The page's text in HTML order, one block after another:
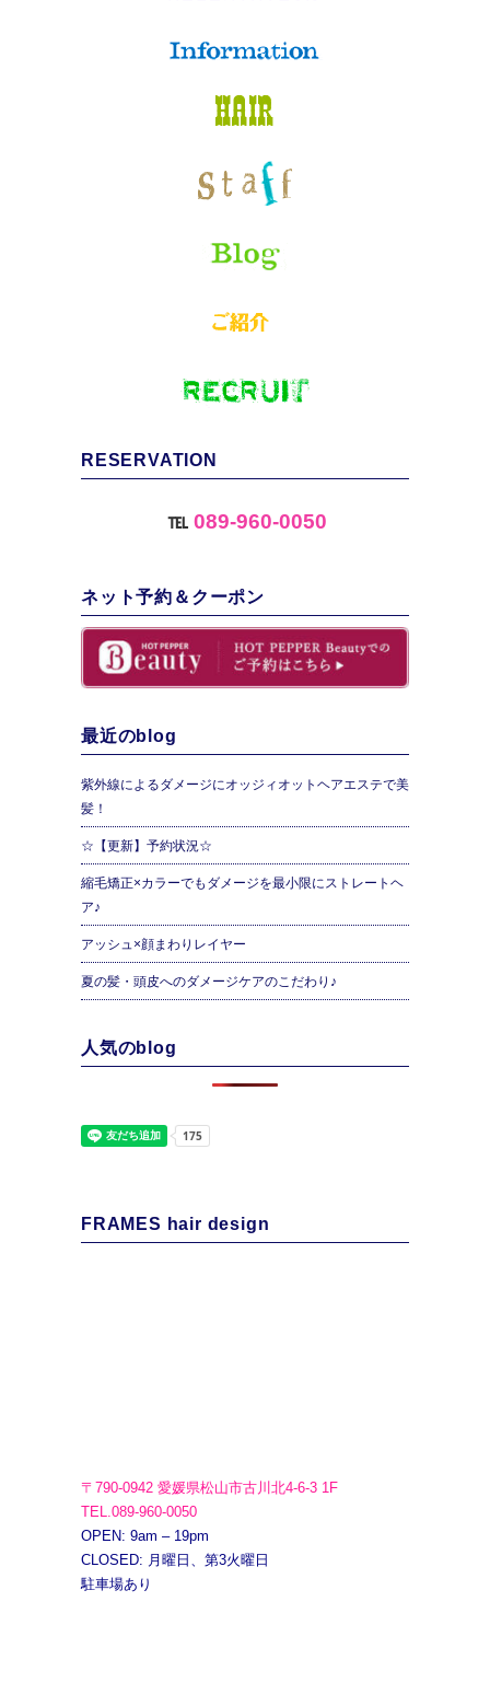
RESERVATION
℡ 089-960-0050
ネット予約＆クーポン
最近のblog
紫外線によるダメージにオッジィオットヘアエステで美
髪！
☆【更新】予約状況☆
縮毛矯正×カラーでもダメージを最小限にストレートヘ
ア♪
アッシュ×顔まわりレイヤー
夏の髪・頭皮へのダメージケアのこだわり♪
人気のblog
FRAMES hair design
〒790-0942 愛媛県松山市古川北4-6-3 1F
TEL.089-960-0050
OPEN: 9am – 19pm
CLOSED: 月曜日、第3火曜日
駐車場あり